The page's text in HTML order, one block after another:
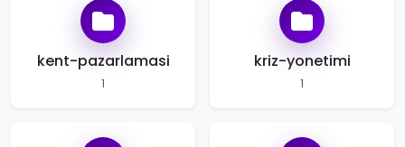
kent-pazarlamasi
1
kriz-yonetimi
1